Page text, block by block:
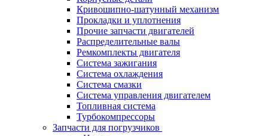
Кривошипно-шатунный механизм
Прокладки и уплотнения
Прочие запчасти двигателей
Распределительные валы
Ремкомплекты двигателя
Система зажигания
Система охлаждения
Система смазки
Система управления двигателем
Топливная система
Турбокомпрессоры
Запчасти для погрузчиков